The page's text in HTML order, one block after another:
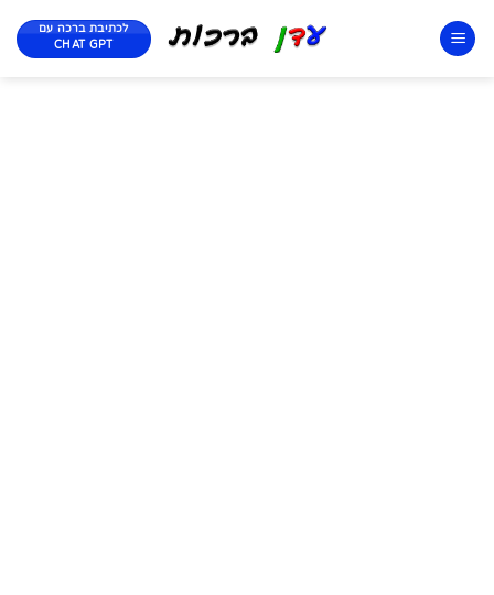
לכתיבת ברכה עם
CHAT GPT